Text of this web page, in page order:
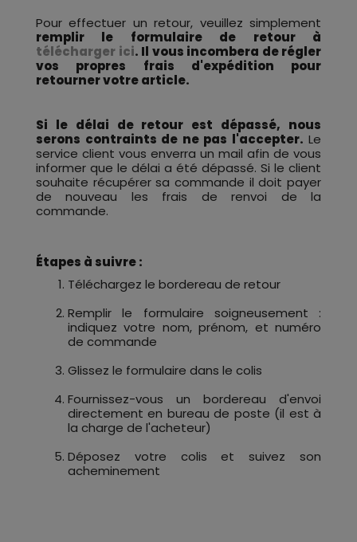
Pour effectuer un retour, veuillez simplement
remplir le formulaire de retour à
télécharger ici. Il vous incombera de régler
vos propres frais d'expédition pour
retourner votre article.
Si le délai de retour est dépassé, nous
serons contraints de ne pas l'accepter. Le
service client vous enverra un mail afin de vous
informer que le délai a été dépassé. Si le client
souhaite récupérer sa commande il doit payer
de nouveau les frais de renvoi de la
commande.
Étapes à suivre :
Téléchargez le bordereau de retour
Remplir le formulaire soigneusement :
indiquez votre nom, prénom, et numéro
de commande
Glissez le formulaire dans le colis
Fournissez-vous un bordereau d'envoi
directement en bureau de poste (il est à
la charge de l'acheteur)
Déposez votre colis et suivez son
acheminement